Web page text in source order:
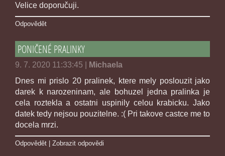
Velice doporučuji.
Odpovědět
PONIČENÉ PRALINKY
9. 7. 2020 11:33:45
Michaela
Dnes mi prislo 20 pralinek, ktere mely poslouzit jako
darek k narozeninam, ale bohuzel jedna pralinka je
cela roztekla a ostatni uspinily celou krabicku. Jako
datek tedy nejsou pouzitelne. :( Pri takove castce me to
docela mrzi.
Odpovědět | Zobrazit odpovědi